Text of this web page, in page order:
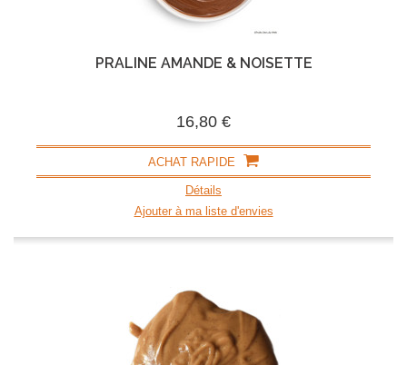
PRALINÉ AMANDE & NOISETTE
16,80 €
ACHAT RAPIDE
Détails
Ajouter à ma liste d'envies